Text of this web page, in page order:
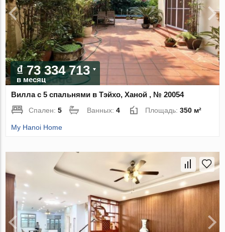
₫ 73 334 713
в месяц
Вилла с 5 спальнями в Тэйхо, Ханой , № 20054
Спален:5 Ванных:4 Площадь:350 м²
My Hanoi Home